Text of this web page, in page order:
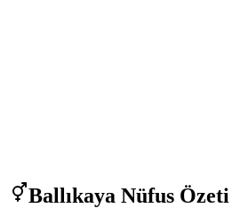
Ballıkaya Nüfus Özeti